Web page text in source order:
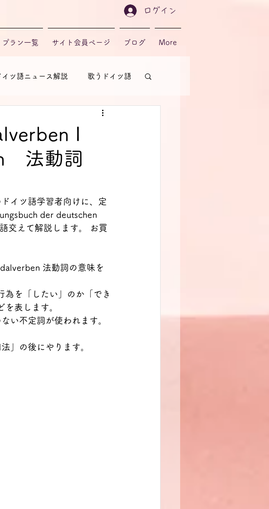
イツ語ニュース解説 歌うドイツ語
I
法動詞
イツ語学習者向けに、定
der deutschen
交えて解説します。 お買
法動詞の意味を
為を「したい」のか「でき
表します。
い不定詞が使われます。
」の後にやります。
プラン一覧 サイト会員ページ ブログ More
ログイン